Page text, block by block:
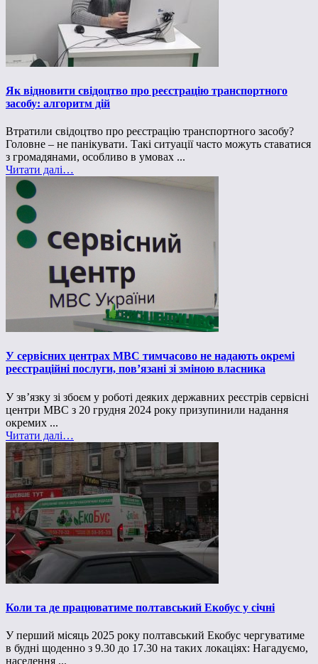
Як відновити свідоцтво про реєстрацію транспортного
засобу: алгоритм дій
Втратили свідоцтво про реєстрацію транспортного засобу?
Головне – не панікувати. Такі ситуації часто можуть ставатися
з громадянами, особливо в умовах ...
Читати далі…
У сервісних центрах МВС тимчасово не надають окремі
реєстраційні послуги, повʼязані зі зміною власника
У зв’язку зі збоєм у роботі деяких державних реєстрів сервісні
центри МВС з 20 грудня 2024 року призупинили надання
окремих ...
Читати далі…
Коли та де працюватиме полтавський Екобус у січні
У перший місяць 2025 року полтавський Екобус чергуватиме
в будні щоденно з 9.30 до 17.30 на таких локаціях: Нагадуємо,
населення ...